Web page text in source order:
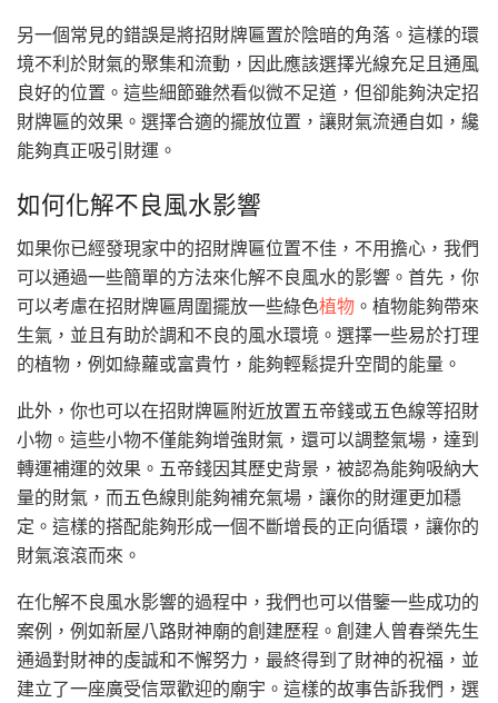
另一個常見的錯誤是將招財牌匾置於陰暗的角落。這樣的環
境不利於財氣的聚集和流動，因此應該選擇光線充足且通風
良好的位置。這些細節雖然看似微不足道，但卻能夠決定招
財牌匾的效果。選擇合適的擺放位置，讓財氣流通自如，纔
能夠真正吸引財運。
如何化解不良風水影響
如果你已經發現家中的招財牌匾位置不佳，不用擔心，我們
可以通過一些簡單的方法來化解不良風水的影響。首先，你
可以考慮在招財牌匾周圍擺放一些綠色植物 。植物能夠帶來
生氣，並且有助於調和不良的風水環境。選擇一些易於打理
的植物，例如綠蘿或富貴竹，能夠輕鬆提升空間的能量。
此外，你也可以在招財牌匾附近放置五帝錢或五色線等招財
小物。這些小物不僅能夠增強財氣，還可以調整氣場，達到
轉運補運的效果。五帝錢因其歷史背景，被認為能夠吸納大
量的財氣，而五色線則能夠補充氣場，讓你的財運更加穩
定。這樣的搭配能夠形成一個不斷增長的正向循環，讓你的
財氣滾滾而來。
在化解不良風水影響的過程中，我們也可以借鑒一些成功的
案例，例如新屋八路財神廟的創建歷程。創建人曾春榮先生
通過對財神的虔誠和不懈努力，最終得到了財神的祝福，並
建立了一座廣受信眾歡迎的廟宇。這樣的故事告訴我們，選